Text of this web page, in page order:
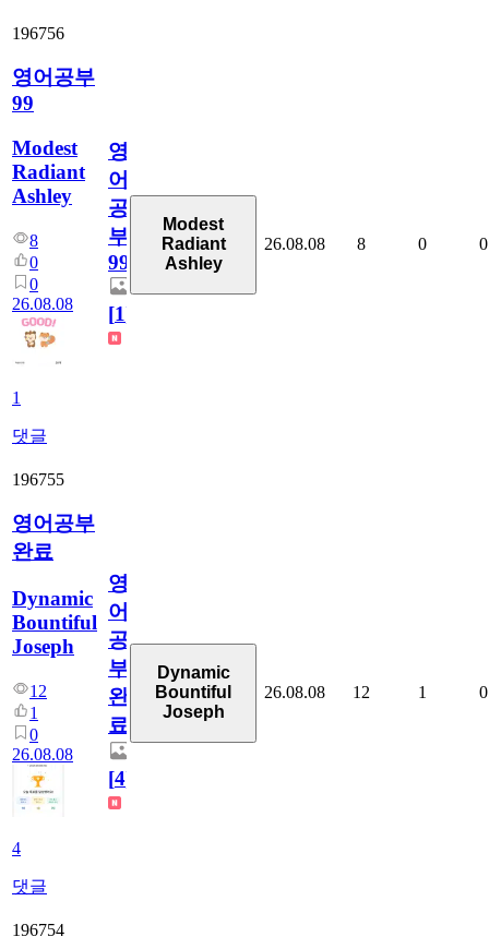
196756
영어공부
99
Modest
Radiant
Ashley
8
0
0
26.08.08
1
댓글
영
어
공
부
99
[1]
Modest
Radiant
Ashley
26.08.08 8 0 0
196755
영어공부
완료
Dynamic
Bountiful
Joseph
12
1
0
26.08.08
4
댓글
영
어
공
부
완
료
[4]
Dynamic
Bountiful
Joseph
26.08.08 12 1 0
196754